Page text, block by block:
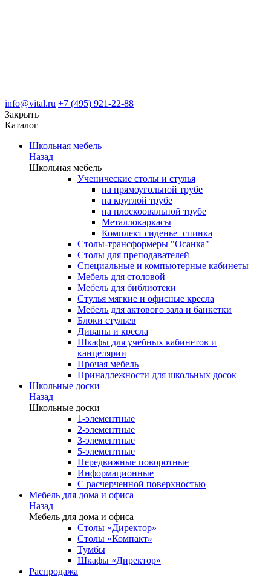
info@vital.ru +7 (495) 921-22-88
Закрыть
Каталог
Школьная мебель
Назад
Школьная мебель
Ученические столы и стулья
на прямоугольной трубе
на круглой трубе
на плоскоовальной трубе
Металлокаркасы
Комплект сиденье+спинка
Столы-трансформеры "Осанка"
Столы для преподавателей
Специальные и компьютерные кабинеты
Мебель для столовой
Мебель для библиотеки
Стулья мягкие и офисные кресла
Мебель для актового зала и банкетки
Блоки стульев
Диваны и кресла
Шкафы для учебных кабинетов и
канцелярии
Прочая мебель
Принадлежности для школьных досок
Школьные доски
Назад
Школьные доски
1-элементные
2-элементные
3-элементные
5-элементные
Передвижные поворотные
Информационные
С расчерченной поверхностью
Мебель для дома и офиса
Назад
Мебель для дома и офиса
Столы «Директор»
Столы «Компакт»
Тумбы
Шкафы «Директор»
Распродажа